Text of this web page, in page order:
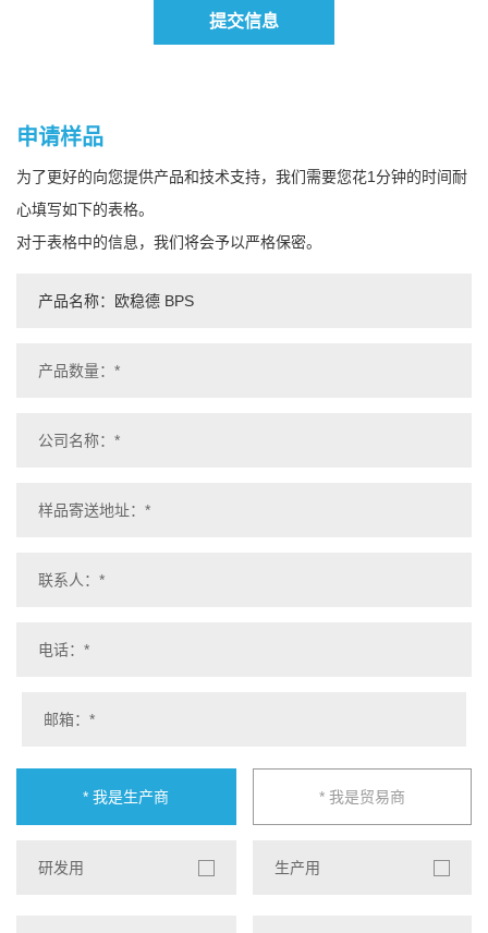
提交信息
申请样品
为了更好的向您提供产品和技术支持，我们需要您花1分钟的时间耐
心填写如下的表格。
对于表格中的信息，我们将会予以严格保密。
* 我是生产商 * 我是贸易商
研发用 生产用